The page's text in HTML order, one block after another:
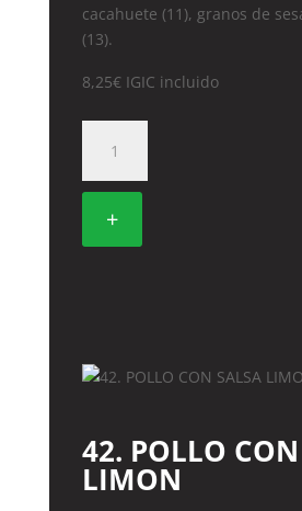
cacahuete (11), granos de
(13).
8,25€ IGIC incluido
FIDEOS
DE
+
42. POLLO
LIMON